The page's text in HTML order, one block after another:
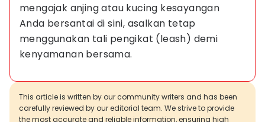
mengajak anjing atau kucing kesayangan
Anda bersantai di sini, asalkan tetap
menggunakan tali pengikat (leash) demi
kenyamanan bersama.
This article is written by our community writers and has been
carefully reviewed by our editorial team. We strive to provide
the most accurate and reliable information, ensuring high